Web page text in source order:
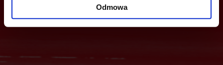
Odmowa
Wyślij